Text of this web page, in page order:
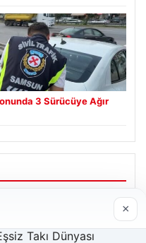
3 Sürücüye Ağır
×